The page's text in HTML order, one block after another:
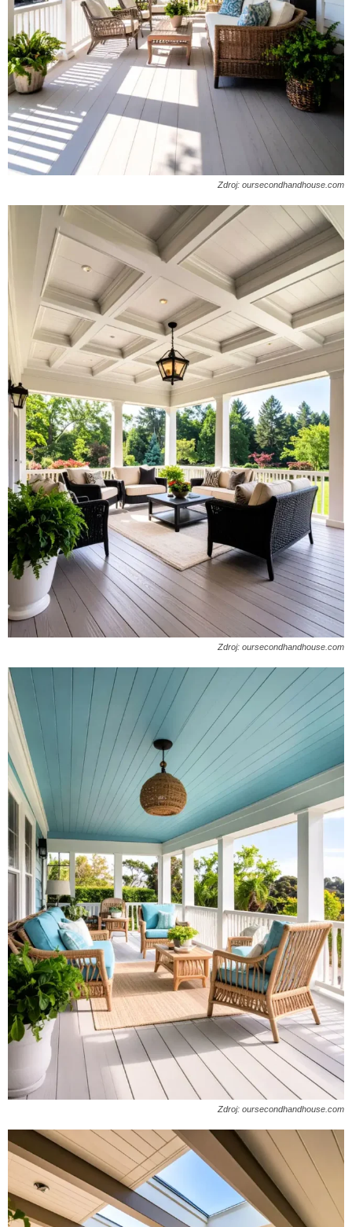
Zdroj: oursecondhandhouse.com
Zdroj: oursecondhandhouse.com
Zdroj: oursecondhandhouse.com